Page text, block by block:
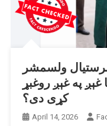
مرستیال ولسمشر
په غېږ روغبړ
کړی دی؟
April 14, 2026